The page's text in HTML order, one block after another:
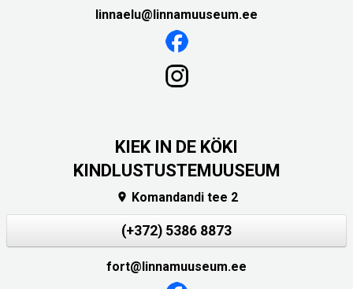
linnaelu@linnamuuseum.ee
KIEK IN DE KÖKI
KINDLUSTUSTEMUUSEUM
 Komandandi tee 2
(+372) 5386 8873
fort@linnamuuseum.ee